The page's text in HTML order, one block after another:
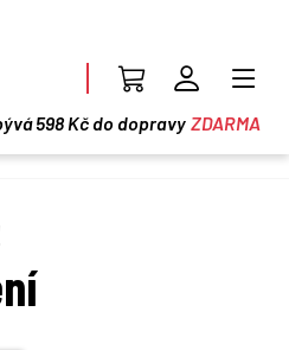
598 Kč do dopravy ZDARMA